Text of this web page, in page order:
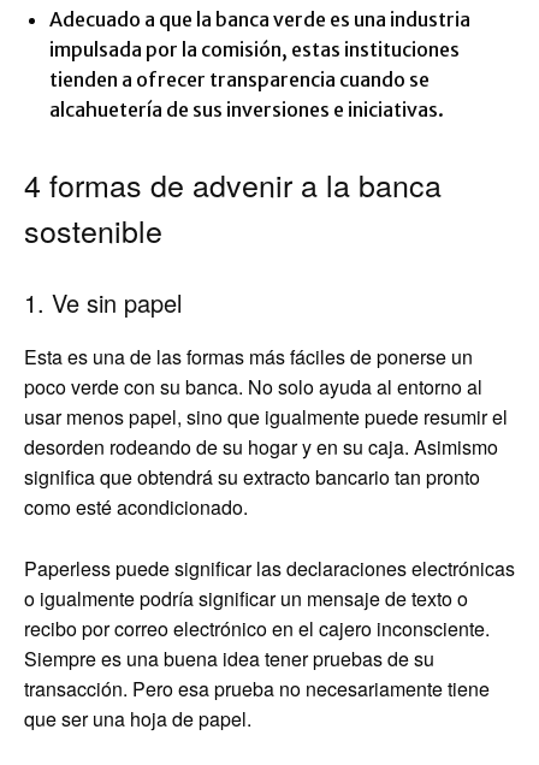
Adecuado a que la banca verde es una industria
impulsada por la comisión, estas instituciones
tienden a ofrecer transparencia cuando se
alcahuetería de sus inversiones e iniciativas.
4 formas de advenir a la banca
sostenible
1. Ve sin papel
Esta es una de las formas más fáciles de ponerse un
poco verde con su banca. No solo ayuda al entorno al
usar menos papel, sino que igualmente puede resumir el
desorden rodeando de su hogar y en su caja. Asimismo
significa que obtendrá su extracto bancario tan pronto
como esté acondicionado.
Paperless puede significar las declaraciones electrónicas
o igualmente podría significar un mensaje de texto o
recibo por correo electrónico en el cajero inconsciente.
Siempre es una buena idea tener pruebas de su
transacción. Pero esa prueba no necesariamente tiene
que ser una hoja de papel.